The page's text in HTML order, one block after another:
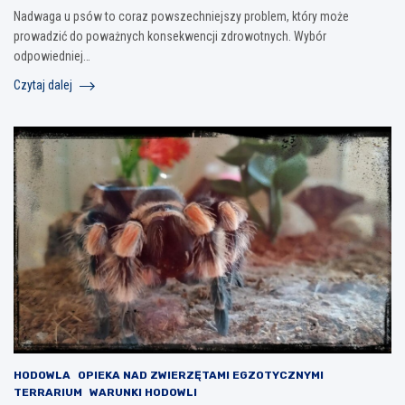
Nadwaga u psów to coraz powszechniejszy problem, który może
prowadzić do poważnych konsekwencji zdrowotnych. Wybór
odpowiedniej…
Czytaj dalej
HODOWLA
OPIEKA NAD ZWIERZĘTAMI EGZOTYCZNYMI
TERRARIUM
WARUNKI HODOWLI